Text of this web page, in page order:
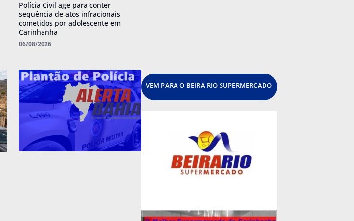
Polícia Civil age para conter
sequência de atos infracionais
cometidos por adolescente em
Carinhanha
06/08/2026
VEM PARA O BEIRA RIO SUPERMERCADO